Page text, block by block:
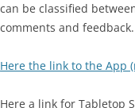
can be classified
comments and feedback.
Here the link to the App
Here a link for Tabletop